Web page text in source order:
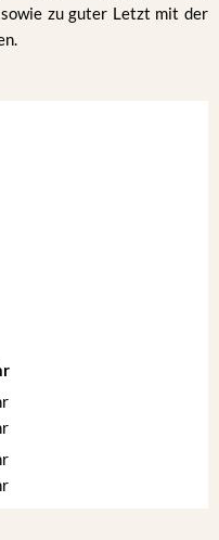
sowie zu guter Letzt mit der
Uhr
Uhr
Uhr
Uhr